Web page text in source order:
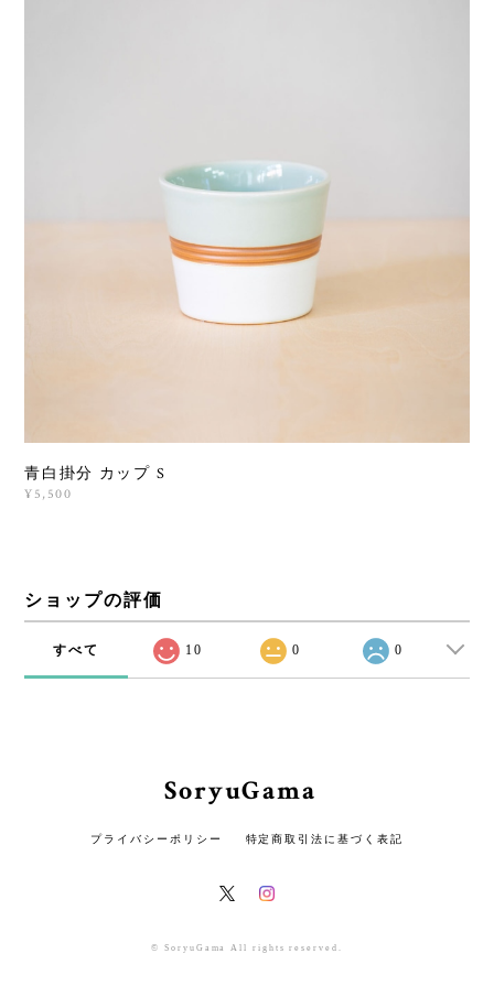
青白掛分 カップ S
¥5,500
ショップの評価
すべて 10 0 0
SoryuGama
プライバシーポリシー 特定商取引法に基づく表記
© SoryuGama All rights reserved.